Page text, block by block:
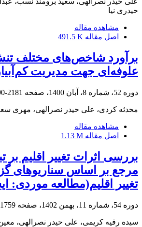
حیدری نیا
مشاهده مقاله
اصل مقاله 491.5 K
برآورد شاخص‌های مختلف
علوفه‌ای جهت مدیریت
دوره 52، شماره 8، آبان 1400، صفحه 2181-2190
محدثه کردی، علی حیدر نصرالهی، مهری
مشاهده مقاله
اصل مقاله 1.13 M
بررسی اثرات تغییر اقلیم بر
مرجع بر اساس سناریوهای
تغییر اقلیم(مطالعه موردی:
دوره 54، شماره 11، بهمن 1402، صفحه 1759-1777
سیده رقیه کریمی، علی حیدر نصرالهی،